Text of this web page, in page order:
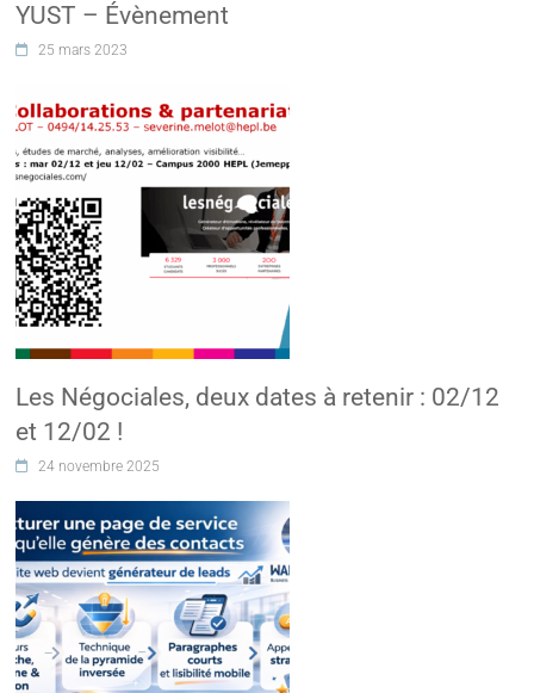
YUST – Évènement
25 mars 2023
Les Négociales, deux dates à retenir : 02/12
et 12/02 !
24 novembre 2025